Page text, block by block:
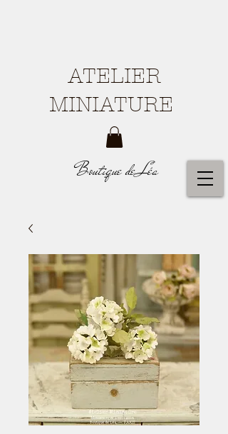
Boutique de Léa
ATELIER
MINIATURE